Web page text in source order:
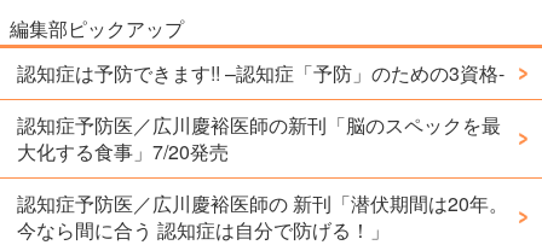
編集部ピックアップ
認知症は予防できます!! –認知症「予防」のための3資格-
認知症予防医／広川慶裕医師の新刊「脳のスペックを最
大化する食事」7/20発売
認知症予防医／広川慶裕医師の 新刊「潜伏期間は20年。
今なら間に合う 認知症は自分で防げる！」